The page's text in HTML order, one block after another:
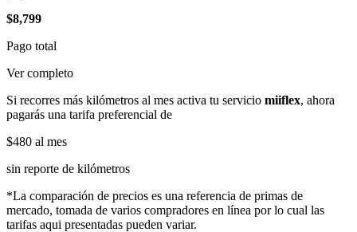
$8,799
Pago total
Ver completo
Si recorres más kilómetros al mes activa tu servicio miiflex, ahora
pagarás una tarifa preferencial de
$480 al mes
sin reporte de kilómetros
*La comparación de precios es una referencia de primas de
mercado, tomada de varios compradores en línea por lo cual las
tarifas aqui presentadas pueden variar.